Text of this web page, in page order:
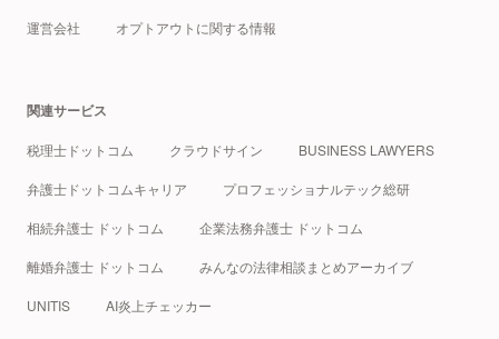
運営会社 オプトアウトに関する情報
関連サービス
税理士ドットコム クラウドサイン BUSINESS LAWYERS
弁護士ドットコムキャリア プロフェッショナルテック総研
相続弁護士 ドットコム 企業法務弁護士 ドットコム
離婚弁護士 ドットコム みんなの法律相談まとめアーカイブ
UNITIS AI炎上チェッカー